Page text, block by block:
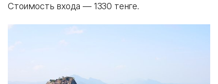
Стоимость входа — 1330 тенге.